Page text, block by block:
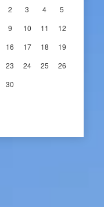
2 3 4
5
9 10 11
12
16 17 18
19
23 24 25
26
30